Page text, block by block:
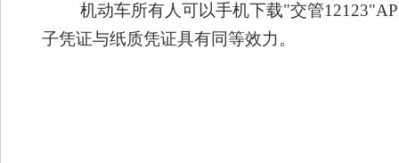
机动车所有人可以手机下载"交管
子凭证与纸质凭证具有同等效力。